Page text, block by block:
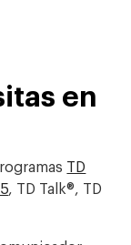
en
TD
, TD Talk®, TD